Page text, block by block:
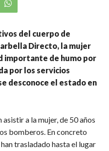
del cuerpo de
Directo, la mujer
importante de humo por
por los servicios
desconoce el estado en
a la mujer, de 50 años
bomberos. En concreto
trasladado hasta el lugar